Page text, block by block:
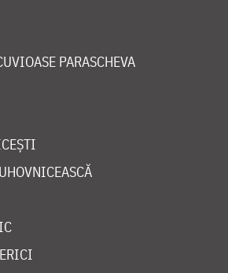
PARASCHEVA